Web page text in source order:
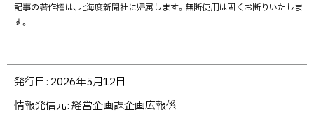
記事の著作権は、北海度新聞社に帰属します。無断使用は固くお断りいたしま
す。
ト
プ
発行日: 2026年5月12日
情報発信元 経営企画課企画広報係